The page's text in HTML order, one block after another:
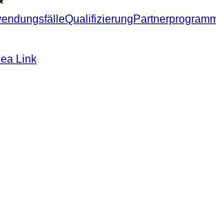
Qualifizierung
Link